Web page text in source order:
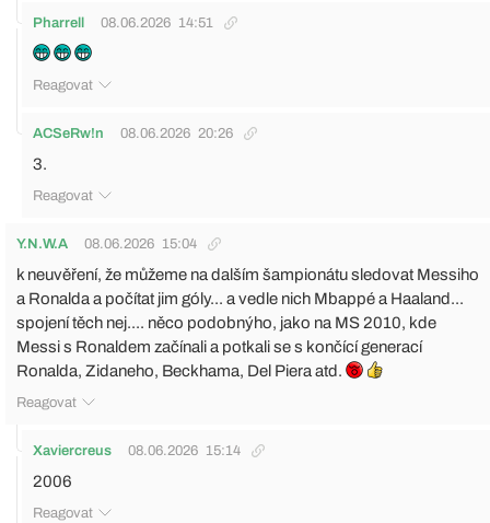
Pharrell 08.06.2026 14:51
Reagovat
ACSeRw!n 08.06.2026 20:26
3.
Reagovat
Y.N.W.A 08.06.2026 15:04
k neuvěření, že můžeme na dalším šampionátu sledovat Messiho
a Ronalda a počítat jim góly... a vedle nich Mbappé a Haaland...
spojení těch nej.... něco podobnýho, jako na MS 2010, kde
Messi s Ronaldem začínali a potkali se s končící generací
Ronalda, Zidaneho, Beckhama, Del Piera atd.
Reagovat
Xaviercreus 08.06.2026 15:14
2006
Reagovat